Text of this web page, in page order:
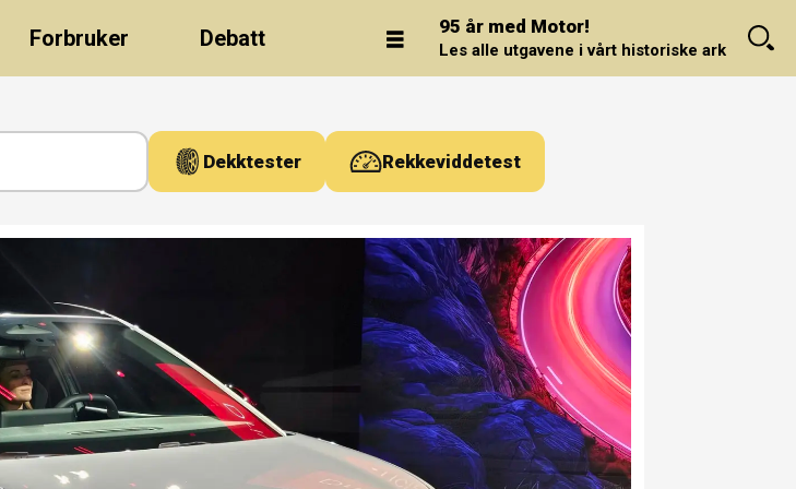
Forbruker Debatt 95 år med Motor!
Les alle utgavene i vårt historiske arkiv.
Dekktester Rekkeviddetest